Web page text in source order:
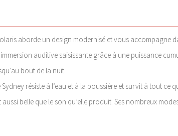
aborde un design modernisé et vous accompagne
auditive saisissante grâce à une puissance
bout de la nuit.
résiste à l’eau et à la poussière et survit à tout ce
belle que le son qu’elle produit. Ses nombreux